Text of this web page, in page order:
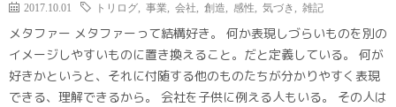
2017.10.01 トリログ 事業 会社 創造 感性 気づき 雑記
メタファー メタファーって結構好き。 何か表現しづらいものを別の
イメージしやすいものに置き換えること。だと定義している。 何が
好きかというと、それに付随する他のものたちが分かりやすく表現
できる、理解できるから。 会社を子供に例える人もいる。 その人は